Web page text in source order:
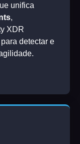
unifica
,
XDR
detectar e